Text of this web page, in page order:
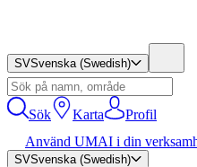
SVSvenska (Swedish)
Sök Karta
Profil
Använd UMAI i din
SVSvenska (Swedish)